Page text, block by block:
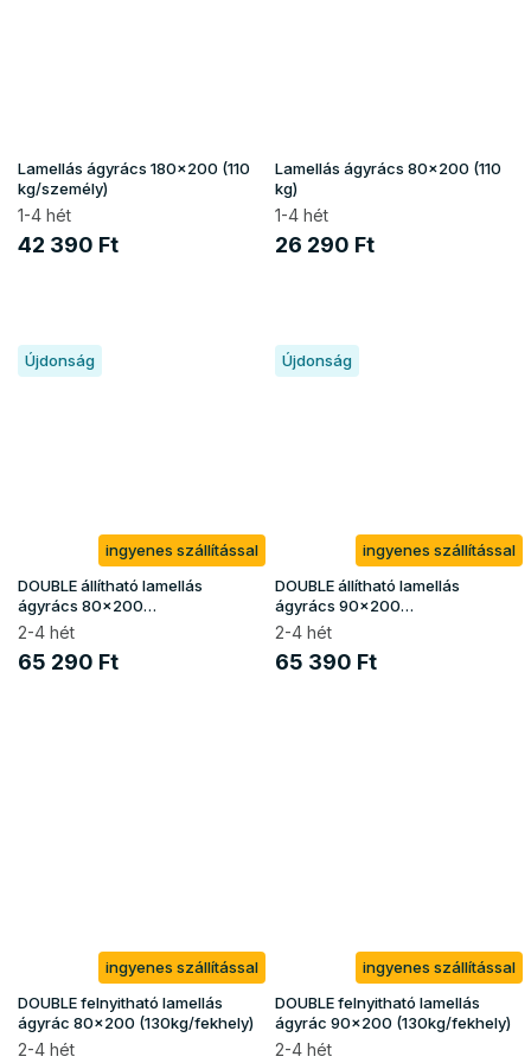
Lamellás ágyrács 180x200 (110
kg/személy)
1-4 hét
42 390 Ft
Lamellás ágyrács 80x200 (110
kg)
1-4 hét
26 290 Ft
Újdonság
ingyenes szállítással
DOUBLE állítható lamellás
ágyrács 80x200
(130kg/fekhely)
2-4 hét
65 290 Ft
Újdonság
ingyenes szállítással
DOUBLE állítható lamellás
ágyrács 90x200
(130kg/fekhely)
2-4 hét
65 390 Ft
ingyenes szállítással
DOUBLE felnyitható lamellás
ágyrác 80x200 (130kg/fekhely)
2-4 hét
ingyenes szállítással
DOUBLE felnyitható lamellás
ágyrác 90x200 (130kg/fekhely)
2-4 hét